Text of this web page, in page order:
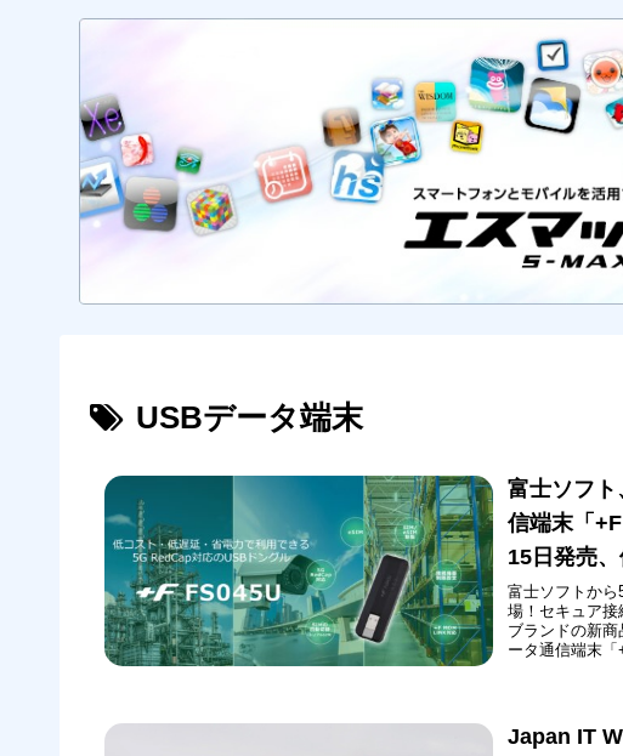
USBデータ端末
富士ソフ
信端末「
15日発売
富士ソフトか
場！セキュア接
ブランドの新
ータ通信端末
売され、取扱
ム、モバイル
Japan IT